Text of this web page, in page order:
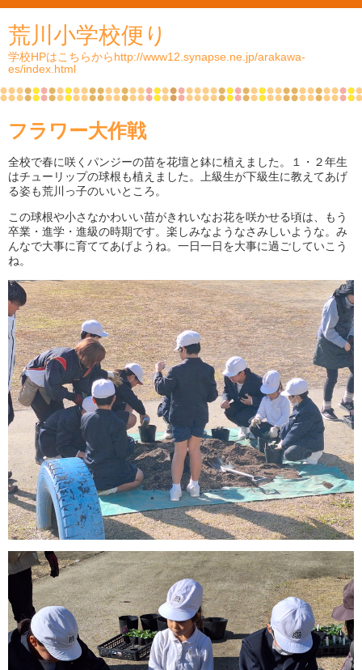
荒川小学校便り
学校HPはこちらからhttp://www12.synapse.ne.jp/arakawa-
es/index.html
フラワー大作戦
全校で春に咲くパンジーの苗を花壇と鉢に植えました。１・２年生
はチューリップの球根も植えました。上級生が下級生に教えてあげ
る姿も荒川っ子のいいところ。
この球根や小さなかわいい苗がきれいなお花を咲かせる頃は、もう
卒業・進学・進級の時期です。楽しみなようなさみしいような。み
んなで大事に育ててあげようね。一日一日を大事に過ごしていこう
ね。